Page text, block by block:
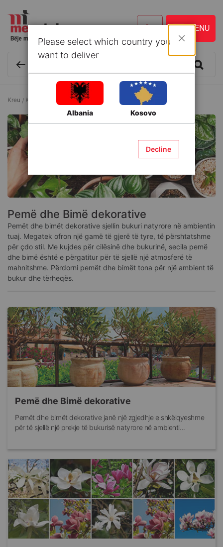
Kreu Kopshtaria Pemë dhe Bimë dekorative
Pemë dhe Bimë dekorative
Pemët dhe bimët dekorative sjellin bukuri natyrore në ambientin
tuaj. Megatek ofron një gamë të gjerë të tyre, të përshtatshme
për çdo stil. Me kujdes për cilësinë dhe bukurinë, secila pemë
dhe bimë është e përgatitur për të sjellë një atmosferë të
mahnitshme. Përdorni pemët dhe bimët tona për një ambient të
bukur dhe tërheqës.
Pemë dhe Bimë dekorative
Pemët dhe bimët dekorative janë një zgjedhje e shkëlqyeshme
për të sjellë një prekje të bukurisë natyrore në ambienti...
Please select which country you
want to deliver
Albania Kosovo
Decline